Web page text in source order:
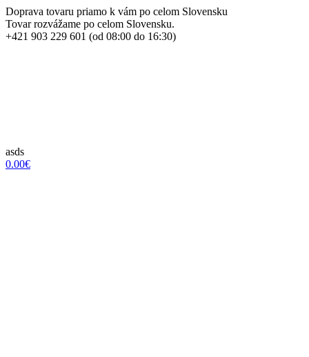
Doprava tovaru priamo k vám po celom Slovensku
Tovar rozvážame po celom Slovensku.
+421 903 229 601 (od 08:00 do 16:30)
asds
0.00€